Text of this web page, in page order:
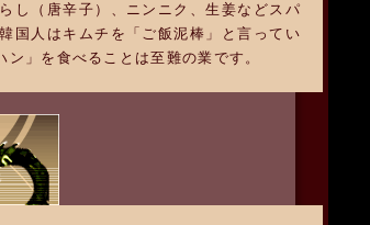
し（唐辛子）、ニンニク、生姜などスパ
国人はキムチを「ご飯泥棒」と言ってい
」を食べることは至難の業です。